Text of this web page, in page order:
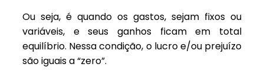
Ou seja, é quando os gastos, sejam fixos ou
variáveis, e seus ganhos ficam em total
equilíbrio. Nessa condição, o lucro e/ou prejuízo
são iguais a “zero”.